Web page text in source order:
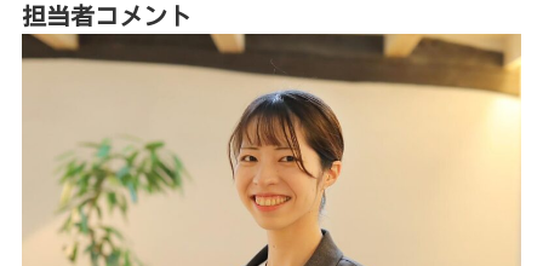
担当者コメント